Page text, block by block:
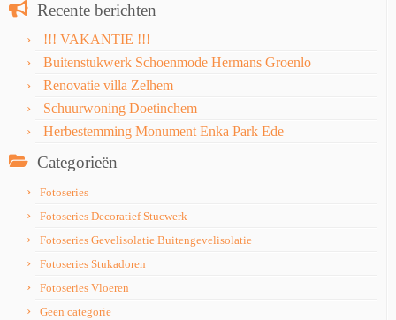
Recente berichten
!!! VAKANTIE !!!
Buitenstukwerk Schoenmode Hermans Groenlo
Renovatie villa Zelhem
Schuurwoning Doetinchem
Herbestemming Monument Enka Park Ede
Categorieën
Fotoseries
Fotoseries Decoratief Stucwerk
Fotoseries Gevelisolatie Buitengevelisolatie
Fotoseries Stukadoren
Fotoseries Vloeren
Geen categorie